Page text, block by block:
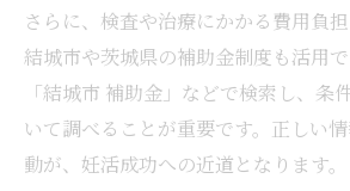
さらに、検査や治療にかかる費用負担
結城市や茨城県の補助金制度も活用
「結城市 補助金」などで検索し、条
いて調べることが重要です。正しい
動が、妊活成功への近道となります。